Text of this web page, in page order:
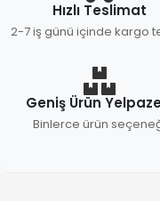
Hızlı Teslimat
2-7 iş günü içinde kargo
Geniş Ürün
Binlerce ürün